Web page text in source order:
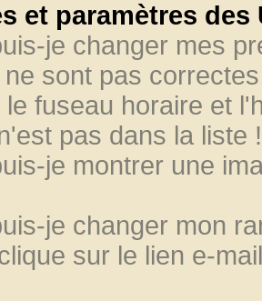
et paramètres
je changer mes
sont pas
fuseau horaire et
pas dans la liste !
je montrer une
je changer mon
sur le lien e-